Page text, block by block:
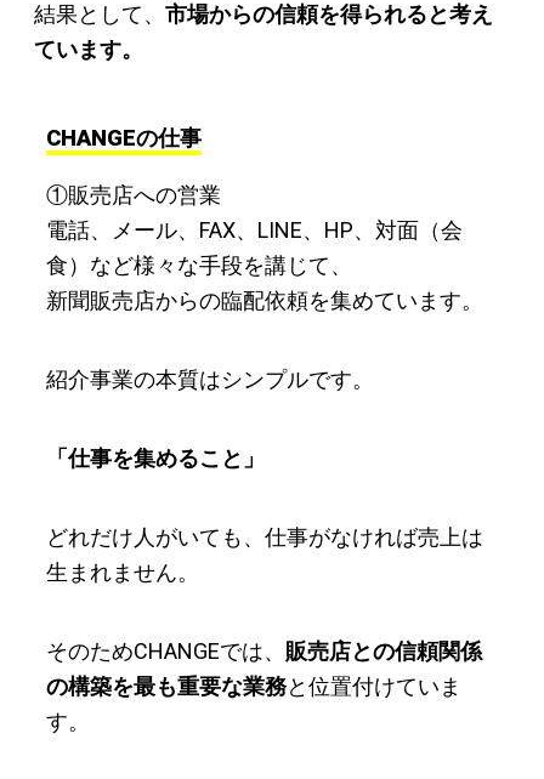
結果として、 市場からの信頼を得られると考え
ています。
CHANGEの仕事
①販売店への営業
電話、メール、FAX、LINE、HP、対面（会
食）など様々な手段を講じて、
新聞販売店からの臨配依頼を集めています。
紹介事業の本質はシンプルです。
「仕事を集めること」
どれだけ人がいても、仕事がなければ売上は
生まれません。
そのためCHANGEでは、 販売店との信頼関係
の構築を最も重要な業務と位置付けていま
す。